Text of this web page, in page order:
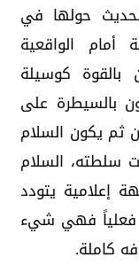
حولها في
أمام الواقعية
بالقوة كوسيلة
بالسيطرة على
ثم يكون السلام
سلطته، السلام
إعلامية يتودد
فعلياً فهي شيء
كاملة.